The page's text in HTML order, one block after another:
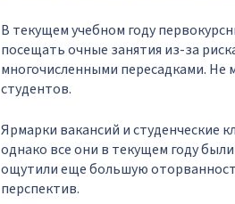
В текущем учебном году
посещать очные занятия из-за
многочисленными пересадками.
студентов.
Ярмарки вакансий и студенческие
однако все они в текущем году
ощутили еще большую
перспектив.